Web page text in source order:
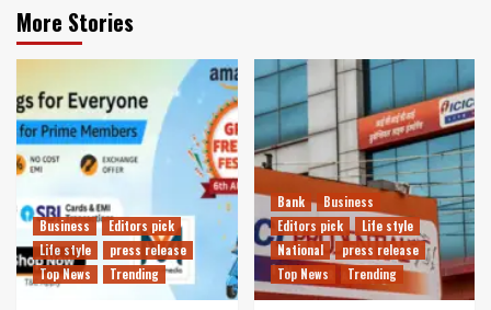
More Stories
Business
Editors pick
Life style
press release
Top News
Trending
Bank
Business
Editors pick
Life style
National
press release
Top News
Trending